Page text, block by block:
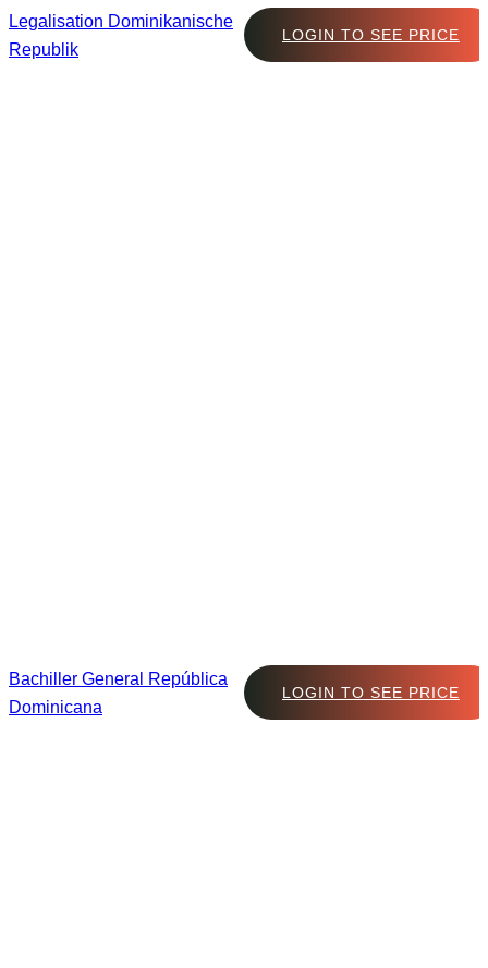
Legalisation Dominikanische
Republik
LOGIN TO SEE PRICE
Bachiller General República
Dominicana
LOGIN TO SEE PRICE